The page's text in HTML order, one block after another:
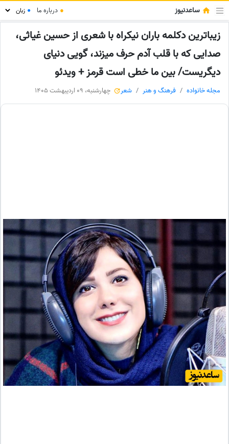
ساعدنیوز ● درباره ما ●
زیباترین دکلمه باران نیکراه با شعری از حسین غیاثی،
صدایی که با قلب آدم حرف میزند، گویی دنیای
دیگریست/ بین ما خطی است قرمز + ویدئو
مجله خانواده فرهنگ و هنر شعر چهارشنبه، 09 اردیبهشت 1405